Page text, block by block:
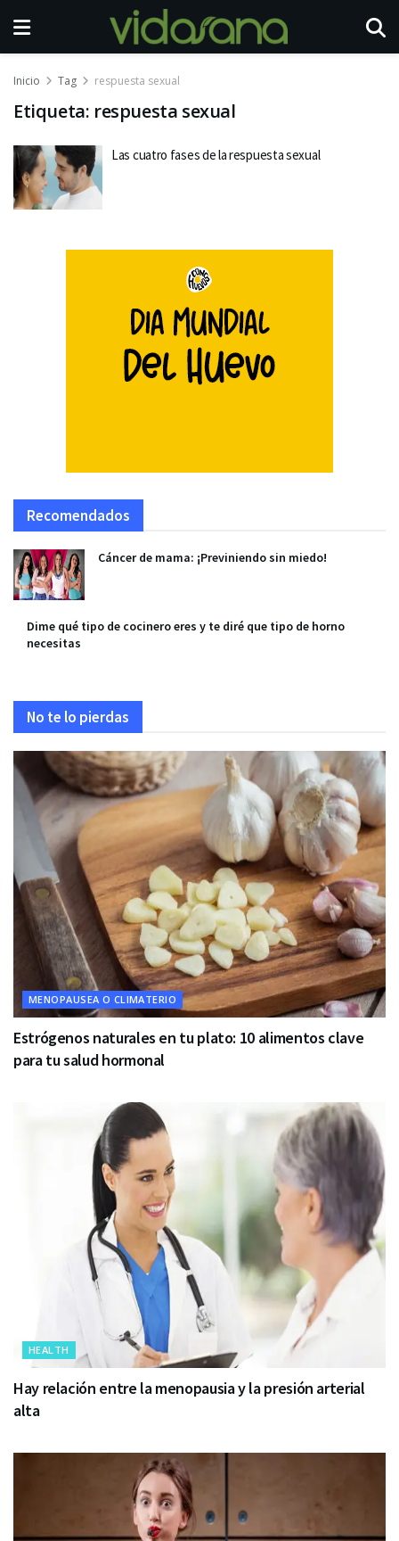
Inicio Tag respuesta sexual
Etiqueta: respuesta sexual
Las cuatro fases de la respuesta sexual
Recomendados
Cáncer de mama: ¡Previniendo sin miedo!
Dime qué tipo de cocinero eres y te diré que tipo de horno
necesitas
No te lo pierdas
MENOPAUSEA O CLIMATERIO
Estrógenos naturales en tu plato: 10 alimentos clave
para tu salud hormonal
HEALTH
Hay relación entre la menopausia y la presión arterial
alta